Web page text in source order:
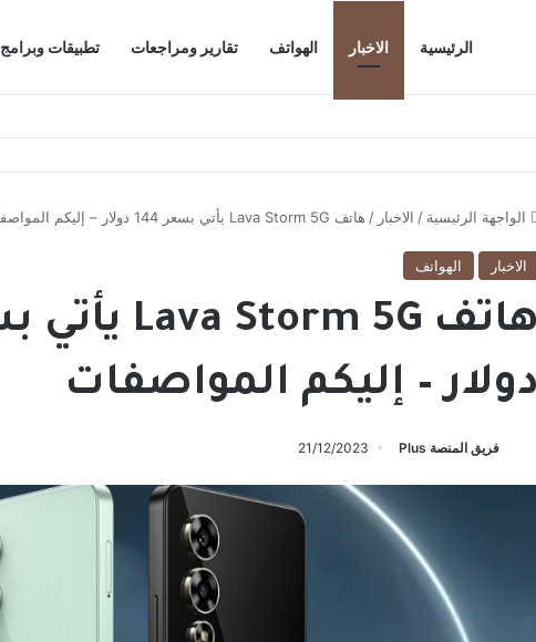
الرئيسية الاخبار الهواتف تقارير ومراجعات تطبيقات وبرامج
الواجهة الرئيسية / الاخبار / هاتف Lava Storm 5G يأتي بسعر 144 دولار – إليكم المواصفات
الاخبار الهواتف
دولار – إليكم المواصفات
فريق المنصة Plus 21/12/2023